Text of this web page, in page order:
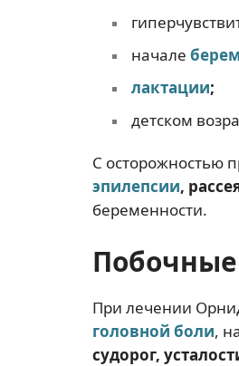
начале
лактации;
детском
С осторожностью
эпилепсии,
беременности.
При лечении
головной боли,
судорог,